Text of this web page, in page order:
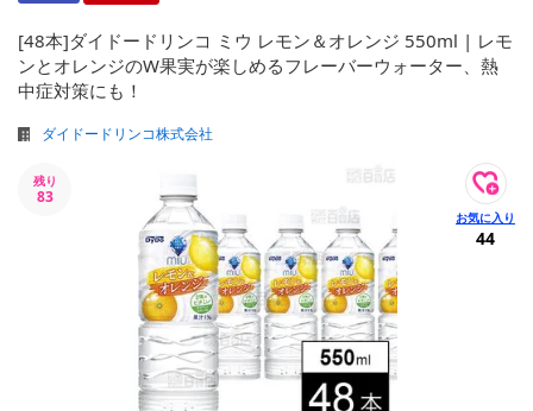
[48本]ダイドードリンコ ミウ レモン＆オレンジ 550ml | レモ
ンとオレンジのW果実が楽しめるフレーバーウォーター、熱
中症対策にも！
ダイドードリンコ株式会社
残り
83
44